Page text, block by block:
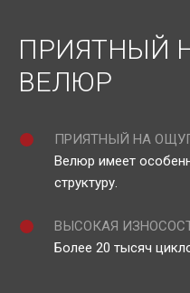
ПРИЯТНЫЙ
ВЕЛЮР
ПРИЯТНЫЙ НА
Велюр имеет
структуру.
ВЫСОКАЯ
Более 20 тысяч